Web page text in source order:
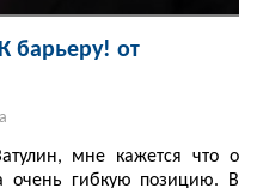
барьеру! от
мне кажется что о
очень гибкую позицию. В